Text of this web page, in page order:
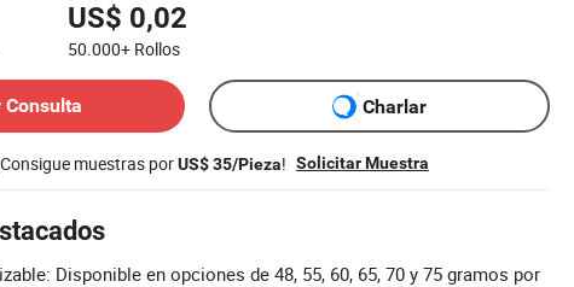
US$ 0,02
50.000+ Rollos
Consulta
Charlar
muestras porUS$ 35/Pieza! Solicitar Muestra
Disponible en opciones de 48, 55, 60, 65, 70 y 75 gramos por